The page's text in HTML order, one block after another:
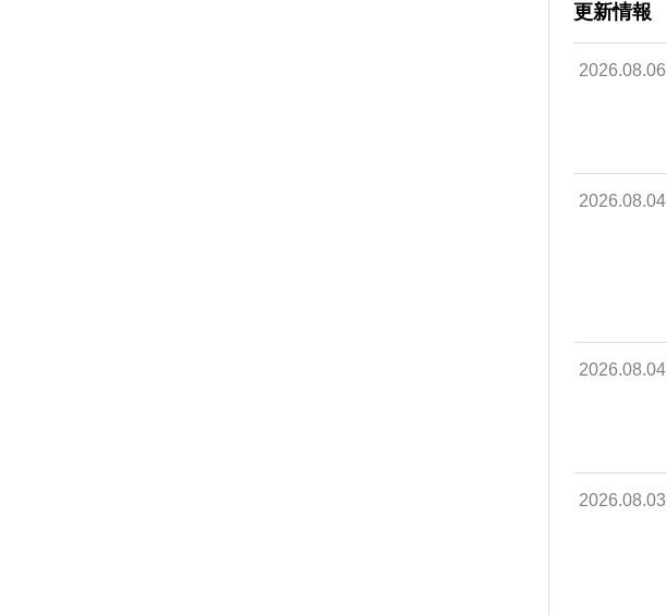
更新情報
2026.08.06
2026.08.04
2026.08.04
2026.08.03